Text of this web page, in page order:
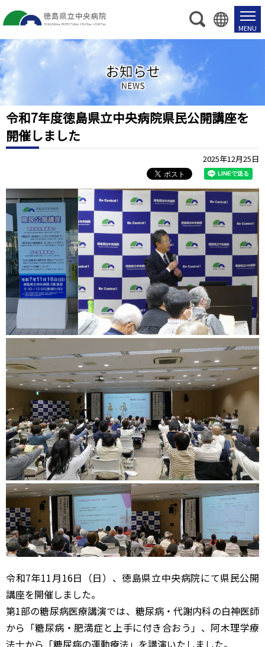
お
知
令和7年度徳島県立中央病院県民公開講座を
開催しました
2025年12月25日
令和7年11月16日（日）、徳島県立中央病院にて県民公開
講座を開催しました。
第1部の糖尿病医療講演では、糖尿病・代謝内科の白神医師
から「糖尿病・肥満症と上手に付き合おう」、阿木理学療
法士から「糖尿病の運動療法」を講演いたしました。